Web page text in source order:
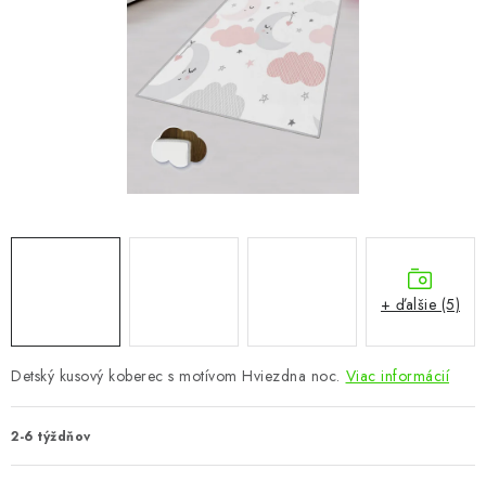
PRACOVŇA / KANCELÁRIA
DETSKÉ A ŠTUDENTSKÉ
ZÁHRADA
Reklamácie a odstúpenie od zmluvy
Detský kusový koberec s motívom Hviezdna noc. Viac informácií
2-6 týždňov
+ ďalšie (5)